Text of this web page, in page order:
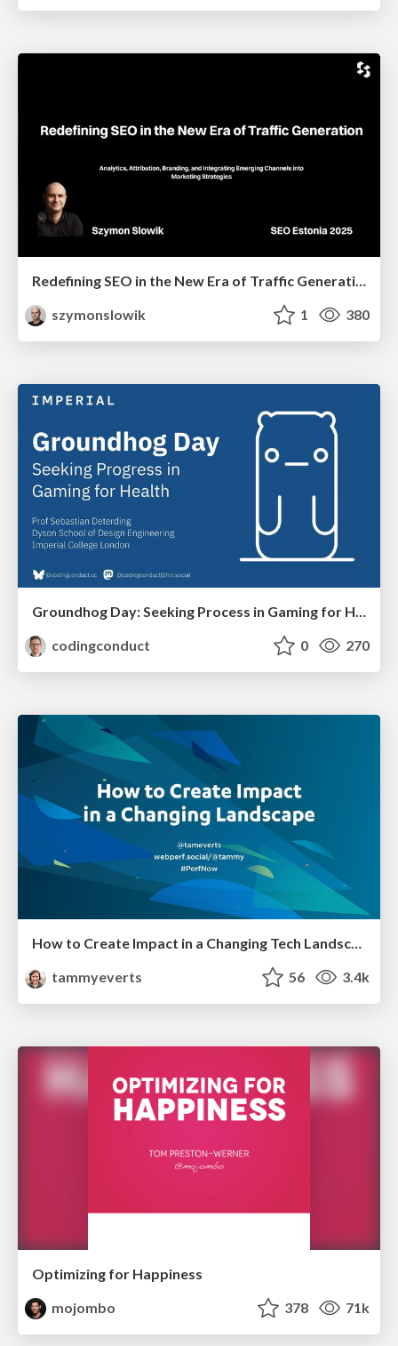
Redefining SEO in the New Era of Traffic Generation
szymonslowik
1 380
Groundhog Day: Seeking Process in Gaming for Health
codingconduct
0 270
How to Create Impact in a Changing Tech Landscape [PerfNow 2023]
tammyeverts
56 3.4k
Optimizing for Happiness
mojombo
378 71k